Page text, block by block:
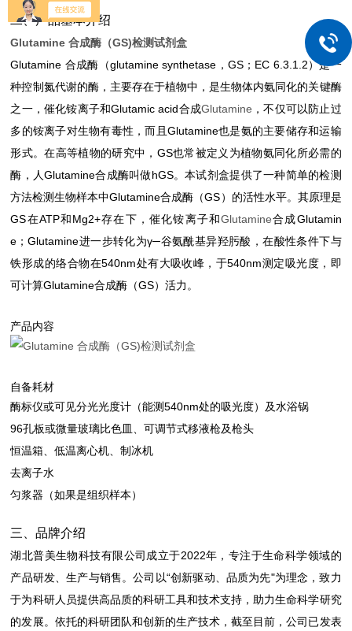
二、产品基本介绍
Glutamine 合成酶（GS)检测试剂盒
Glutamine 合成酶（glutamine synthetase，GS；EC 6.3.1.2）是一
种控制氮代谢的酶，主要存在于植物中，是生物体内氨同化的关键酶
之一，催化铵离子和Glutamic acid合成Glutamine ，不仅可以防止过
多的铵离子对生物有毒性，而且Glutamine也是氨的主要储存和运输
形式。在高等植物的研究中，GS也常被定义为植物氨同化所必需的
酶，人Glutamine合成酶叫做hGS。本试剂盒提供了一种简单的检测
方法检测生物样本中Glutamine合成酶（GS）的活性水平。其原理是
GS在ATP和Mg2+存在下，催化铵离子和Glutamine合成Glutamin
e；Glutamine进一步转化为γ─谷氨酰基异羟肟酸，在酸性条件下与
铁形成的络合物在540nm处有大吸收峰，于540nm测定吸光度，即
可计算Glutamine合成酶（GS）活力。
产品内容
自备耗材
酶标仪或可见分光光度计（能测540nm处的吸光度）及水浴锅
96孔板或微量玻璃比色皿、可调节式移液枪及枪头
恒温箱、低温离心机、制冰机
去离子水
匀浆器（如果是组织样本）
三、品牌介绍
湖北普美生物科技有限公司成立于2022年，专注于生命科学领域的
产品研发、生产与销售。公司以“创新驱动、品质为先"为理念，致力
于为科研人员提供高品质的科研工具和技术支持，助力生命科学研究
的发展。依托的科研团队和创新的生产技术，截至目前，公司已发表